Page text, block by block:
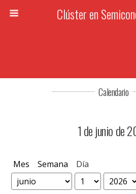
Clúster en
Calendario
1 de junio de
Mes Semana Día
Mes
Día
Año